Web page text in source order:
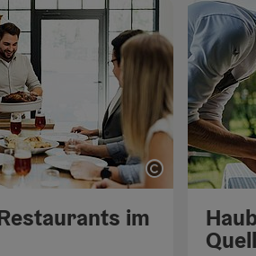
Copyright
im